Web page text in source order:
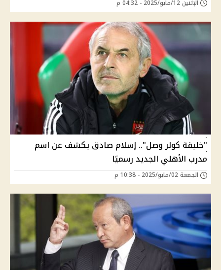
الإثنين 12/مايو/2025 - 04:32 م
"خليفة كولر وصل".. إسلام صادق يكشف عن اسم
مدرب الأهلي الجديد رسميًا
الجمعة 02/مايو/2025 - 10:38 م